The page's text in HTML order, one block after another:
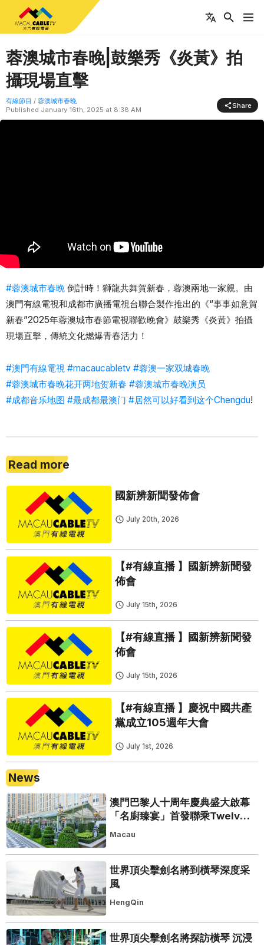
蓉澳城市春晚|鼓樂秀《炎黃》拍
攝現場直擊
有線節目 / 蓉澳城市春晚
Published January 16th, 2025 at 8:38 AM
Share
#蓉澳城市春晚 倒計時！獅龍共舞賀新春，蓉澳兩地一家親。由
澳門有線電視和成都市廣播電視台聯合製作推出的《“事事如意賀
新春”2025年蓉澳城市春節電視聯歡晚會》鼓樂秀《炎黃》拍攝
現場直擊，傳統文化燃爆青春活力！
#澳門有線電視 #macaucabletv #蓉澳一家双城春晚
#蓉澳城市春晚花开两地贺新春 #蓉澳城市春晚演员
#成都音乐地图 #最成都最澳门 #居然可以好看到这个Chengdu!
Read more
國新辨新聞發佈會
July 20th, 2026
【#有線直播 】國新辨新聞發
佈會
July 15th, 2026
【#有線直播 】國新辨新聞發
佈會
July 15th, 2026
【#有線直播 】慶祝中國共產
黨成立105週年大會
July 1st, 2026
News
澳門巴黎人十周年慶典盛大啟幕
「名廚臻宴」首發聯乘Twelve
25演繹極致法式風雅
Macau
世界頂尖擊劍名將到橫琴深度采
風
HengQin
世界頂尖擊劍名將探訪橫琴 沉浸